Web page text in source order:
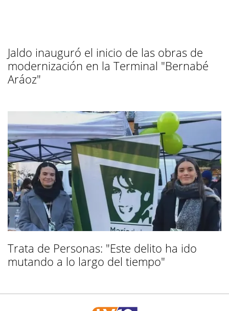
Jaldo inauguró el inicio de las obras de
modernización en la Terminal "Bernabé
Aráoz"
Trata de Personas: "Este delito ha ido
mutando a lo largo del tiempo"